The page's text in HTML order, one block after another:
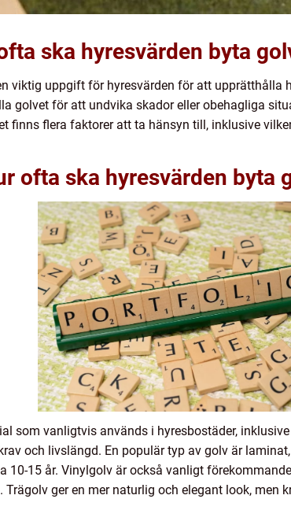
ska hyresvärden byta
viktig uppgift för hyresvärden för att upprätthålla
golvet för att undvika skador eller obehagliga
finns flera faktorer att ta hänsyn till, inklusive
ofta ska hyresvärden byta
som vanligtvis används i hyresbostäder,
och livslängd. En populär typ av golv är
10-15 år. Vinylgolv är också vanligt
ger en mer naturlig och elegant look, men